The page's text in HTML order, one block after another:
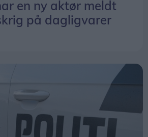
en ny aktør meldt
på dagligvarer